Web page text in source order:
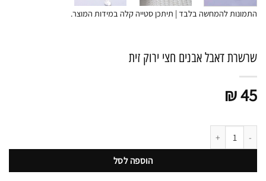
התמונות להמחשה בלבד | תיתכן סטייה קלה במידות המוצר.
שרשרת דאבל אבנים חצי ירוק זית
₪45
כמות של שרשרת דאבל אבנים חצי ירוק זית
הוספה לסל